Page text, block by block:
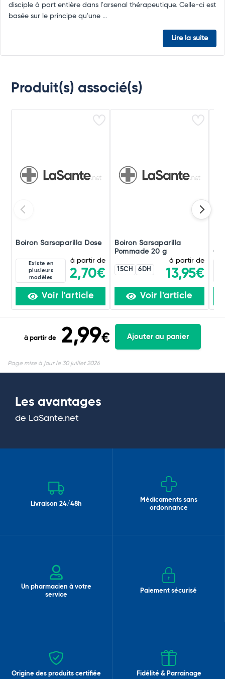
disciple à part entière dans l'arsenal thérapeutique. Celle-ci est
basée sur le principe qu'une ...
Lire la suite
Produit(s) associé(s)
Boiron Sarsaparilla Dose
Existe en
plusieurs
modèles
à partir de
2,70€
Voir l'article
Boiron Sarsaparilla
Pommade 20 g
15CH 6DH
à partir de
13,95€
Voir l'article
à partir de 2,99€ Ajouter au panier
Page mise à jour le 30 juillet 2026
Les avantages
de LaSante.net
Livraison 24/48h
Médicaments sans
ordonnance
Un pharmacien à votre
service
Paiement sécurisé
Origine des produits certifiée Fidélité & Parrainage